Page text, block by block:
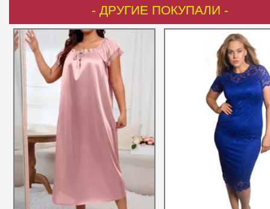
- ДРУГИЕ ПОКУПАЛИ -